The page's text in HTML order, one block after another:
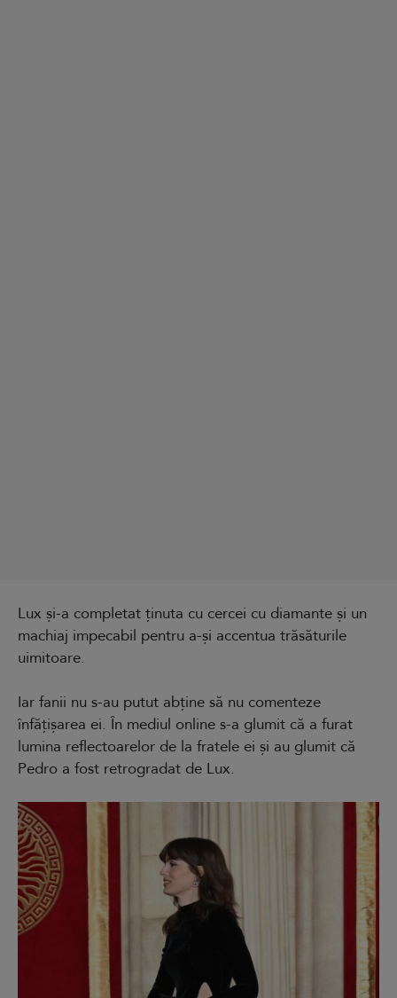
Lux și-a completat ținuta cu cercei cu diamante și un
machiaj impecabil pentru a-și accentua trăsăturile
uimitoare.
Iar fanii nu s-au putut abține să nu comenteze
înfățișarea ei. În mediul online s-a glumit că a furat
lumina reflectoarelor de la fratele ei și au glumit că
Pedro a fost retrogradat de Lux.